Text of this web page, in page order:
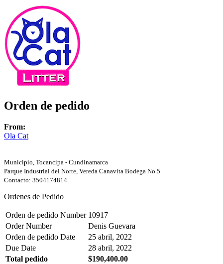
Orden de pedido
From:
Ola Cat
Municipio, Tocancipa - Cundinamarca
Parque Industrial del Norte, Vereda Canavita Bodega No.5
Contacto: 3504174814
Ordenes de Pedido
Orden de pedido Number 10917
Order Number
Denis Guevara
Orden de pedido Date
25 abril, 2022
Due Date
28 abril, 2022
Total pedido
$190,400.00